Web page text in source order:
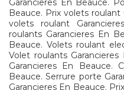
Garancieres En Beauce.
Beauce. Prix volets
volets roulant
roulants Garancieres En
Beauce. Volets roulant
Volet roulants
Garancieres En Beauce.
Beauce. Serrure porte
Garancieres En Beauce.